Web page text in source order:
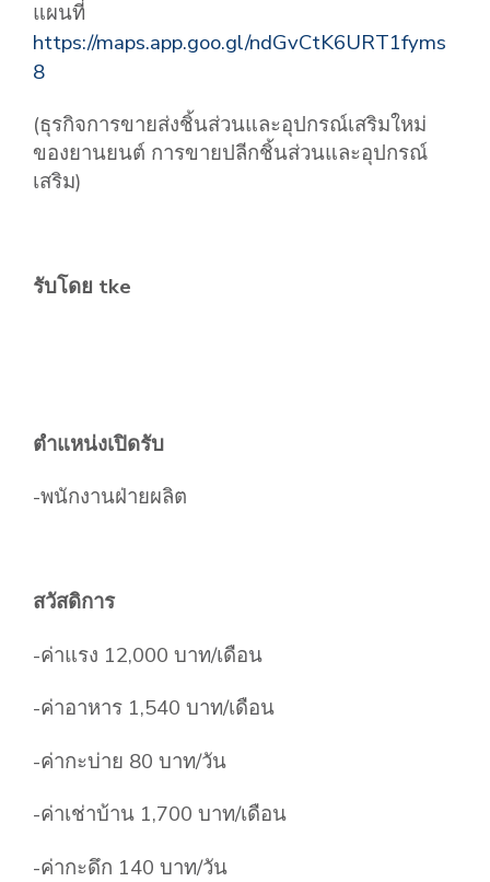
แผนที่
https://maps.app.goo.gl/ndGvCtK6URT1fyms
8
(ธุรกิจการขายส่งชิ้นส่วนและอุปกรณ์เสริมใหม่
ของยานยนต์ การขายปลีกชิ้นส่วนและอุปกรณ์
เสริม)
รับโดย tke
ตำแหน่งเปิดรับ
-พนักงานฝ่ายผลิต
สวัสดิการ
-ค่าแรง 12,000 บาท/เดือน
-ค่าอาหาร 1,540 บาท/เดือน
-ค่ากะบ่าย 80 บาท/วัน
-ค่าเช่าบ้าน 1,700 บาท/เดือน
-ค่ากะดึก 140 บาท/วัน